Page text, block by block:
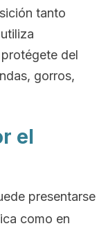
tanto
del
gorros,
el
presentarse
como en